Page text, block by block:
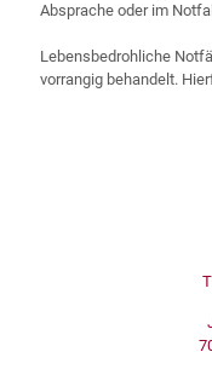
Absprache oder im
Lebensbedrohliche
vorrangig behandelt.